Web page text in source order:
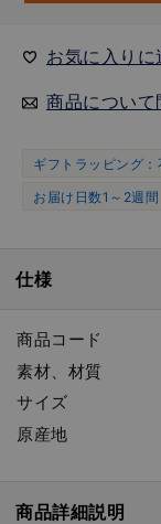
お気に入りに
商品について
ギフトラッピング：
お届け日数1～2週間
仕様
商品コード
素材、材質
サイズ
原産地
商品詳細説明